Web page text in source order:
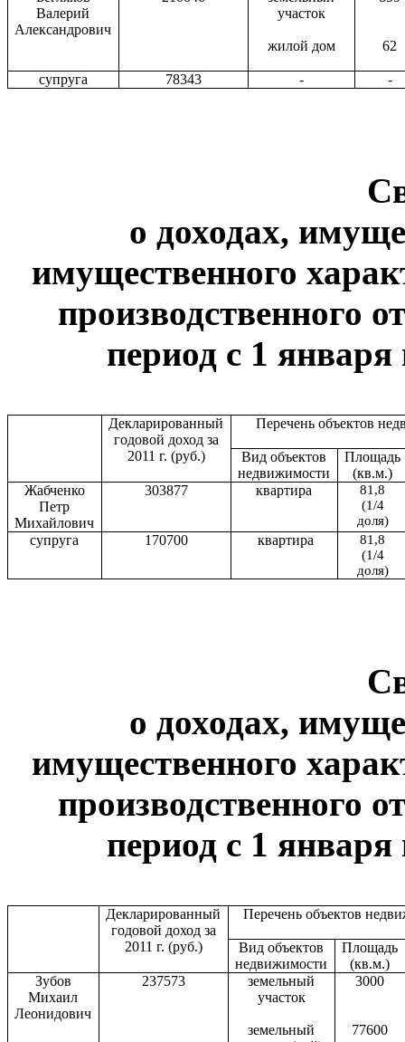
Валерий
Александрович
участок
жилой дом 62
супруга 78343 - -
о доходах,
имущественного
производственного
период с 1 января
Декларированный
годовой доход за
2011 г. (руб.)
Перечень объектов
Вид объектов
недвижимости
Площадь
(кв.м.)
Жабченко
Петр
Михайлович
303877 квартира
81,8
(1/4
доля)
супруга 170700 квартира
81,8
(1/4
доля)
о доходах,
имущественного
производственного
период с 1 января
Декларированный
годовой доход за
2011 г. (руб.)
Перечень объектов
Вид объектов
недвижимости
Площадь
(кв.м.)
Зубов
Михаил
Леонидович
237573
земельный
участок
земельный
3000
77600